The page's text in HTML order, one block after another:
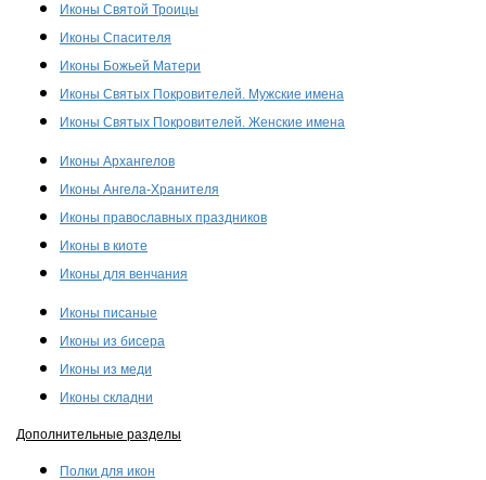
Иконы Святой Троицы
Иконы Спасителя
Иконы Божьей Матери
Иконы Святых Покровителей. Мужские имена
Иконы Святых Покровителей. Женские имена
Иконы Архангелов
Иконы Ангела-Хранителя
Иконы православных праздников
Иконы в киоте
Иконы для венчания
Иконы писаные
Иконы из бисера
Иконы из меди
Иконы складни
Дополнительные разделы
Полки для икон